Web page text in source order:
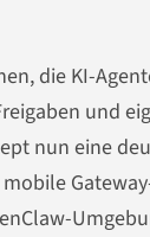
die KI-
und
nun eine